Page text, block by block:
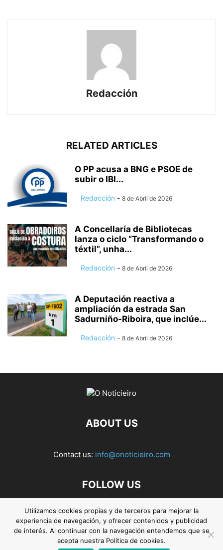
Redacción
RELATED ARTICLES
O PP acusa a BNG e PSOE de
subir o IBI...
Redacción - 8 de Abril de 2026
A Concellaría de Bibliotecas
lanza o ciclo “Transformando o
téxtil”, unha...
Redacción - 8 de Abril de 2026
A Deputación reactiva a
ampliación da estrada San
Sadurniño-Riboira, que inclúe...
Redacción - 8 de Abril de 2026
ABOUT US
Contact us: info@onoticieiro.com
FOLLOW US
Utilizamos cookies propias y de terceros para mejorar la
experiencia de navegación, y ofrecer contenidos y publicidad
de interés. Al continuar con la navegación entendemos que se
acepta nuestra Política de cookies.